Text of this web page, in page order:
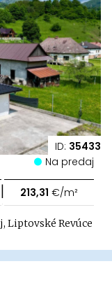
ID: 35433
Na predaj
| 213,31 €/m²
Liptovské Revúce